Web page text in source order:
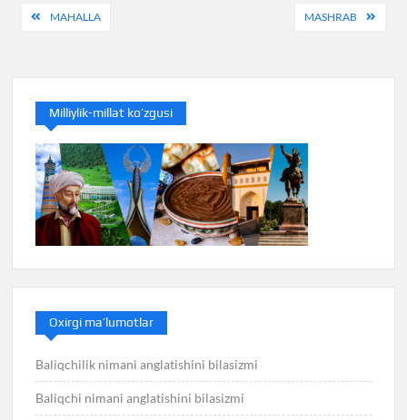
PostMAHALLA MASHRAB
Milliylik-millat ko’zgusi
Oxirgi ma’lumotlar
Baliqchilik nimani anglatishini bilasizmi
Baliqchi nimani anglatishini bilasizmi